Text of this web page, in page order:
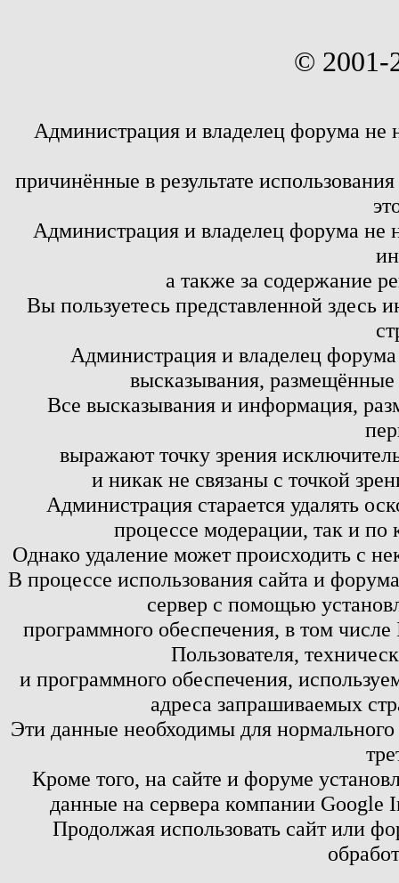
© 2001-
Администрация и владелец форума не
причинённые в результате
Администрация и владелец форума не
а также за содержание
Вы пользуетесь представленной здесь
Администрация и владелец
высказывания,
Все высказывания и информация,
выражают точку зрения
и никак не связаны с точкой
Администрация старается удалять
процессе модерации, так и по
Однако удаление может происходить с
В процессе использования сайта и
сервер с помощью
программного обеспечения, в том
Пользователя,
и программного обеспечения,
адреса запрашиваемых
Эти данные необходимы для
Кроме того, на сайте и форуме
данные на сервера компании
Продолжая использовать сайт или